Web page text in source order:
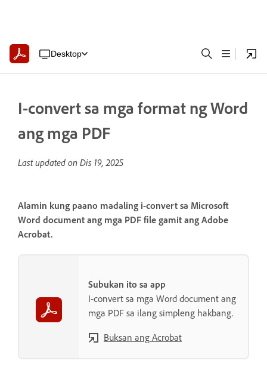
Desktop
I-convert sa mga format ng Word
ang mga PDF
Last updated on Dis 19, 2025
Alamin kung paano madaling i-convert sa Microsoft
Word document ang mga PDF file gamit ang Adobe
Acrobat.
Subukan ito sa app
I-convert sa mga Word document ang
mga PDF sa ilang simpleng hakbang.
Buksan ang Acrobat